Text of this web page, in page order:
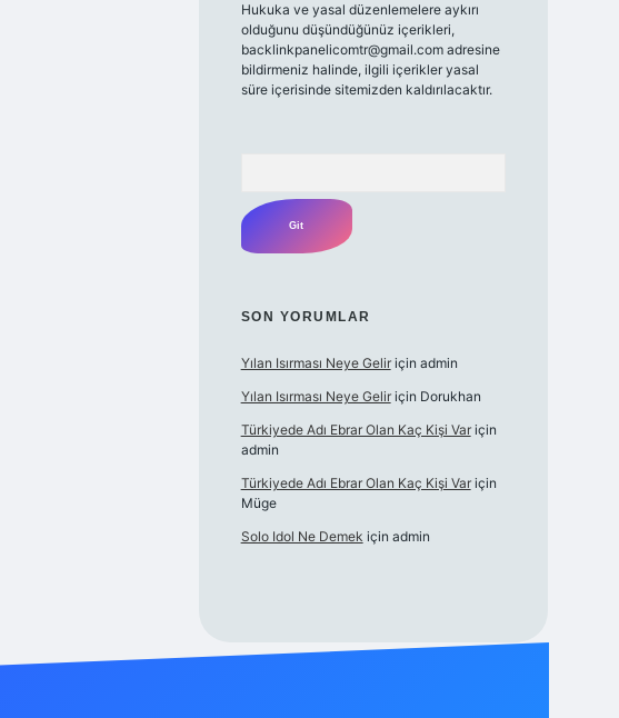
Hukuka ve yasal düzenlemelere aykırı
olduğunu düşündüğünüz içerikleri,
backlinkpanelicomtr@gmail.comadresine
bildirmeniz halinde, ilgili içerikler yasal
süre içerisinde sitemizden kaldırılacaktır.
SON YORUMLAR
Yılan Isırması Neye Geliriçin admin
Yılan Isırması Neye Geliriçin Dorukhan
Türkiyede Adı Ebrar Olan Kaç Kişi Variçin
admin
Türkiyede Adı Ebrar Olan Kaç Kişi Variçin
Müge
Solo Idol Ne Demek için admin